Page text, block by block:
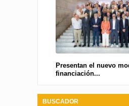
Presentan el nuevo
financiación...
BUSCADOR